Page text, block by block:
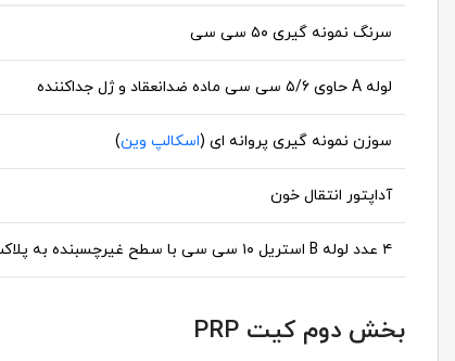
سرنگ نمونه گیری ۵۰ سی سی
لوله A حاوی ۵/۶ سی سی ماده ضدانعقاد و ژل جداکننده
سوزن نمونه گیری پروانه ای (اسکالپ وین)
آداپتور انتقال خون
۴ عدد لوله B استریل ۱۰ سی سی با سطح غیرچسبنده به پلاکت
بخش دوم کیت PRP